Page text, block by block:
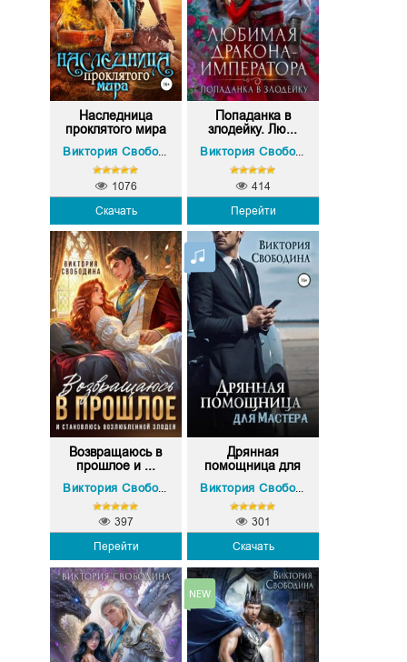
Наследница
проклятого мира
Виктория Свободина
Скачать
1076
Попаданка в
злодейку. Лю...
Виктория Свободина
Перейти
414
Возвращаюсь в
прошлое и ...
Виктория Свободина
Перейти
397
Дрянная
помощница для
Виктория Свободина
Скачать
301